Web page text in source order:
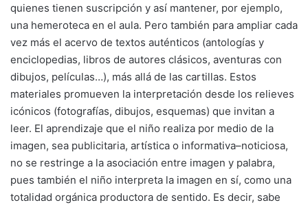
quienes tienen suscripción y así mantener, por ejemplo,
una hemeroteca en el aula. Pero también para ampliar cada
vez más el acervo de textos auténticos (antologías y
enciclopedias, libros de autores clásicos, aventuras con
dibujos, películas…), más allá de las cartillas. Estos
materiales promueven la interpretación desde los relieves
icónicos (fotografías, dibujos, esquemas) que invitan a
leer. El aprendizaje que el niño realiza por medio de la
imagen, sea publicitaria, artística o informativa–noticiosa,
no se restringe a la asociación entre imagen y palabra,
pues también el niño interpreta la imagen en sí, como una
totalidad orgánica productora de sentido. Es decir, sabe